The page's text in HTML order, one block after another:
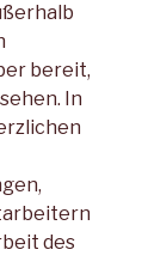
bereit,
In
des